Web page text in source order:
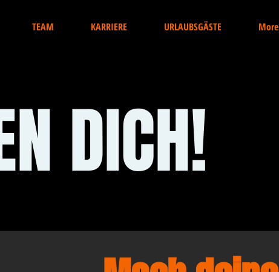
TEAM KARRIERE URLAUBSGÄSTE More
DICH!